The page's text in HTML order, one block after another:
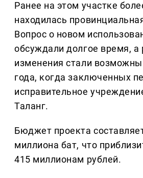
Ранее на этом участке
находилась
Вопрос о новом
обсуждали долгое время, а
изменения стали
года, когда заключенных
исправительное
Таланг.
Бюджет проекта
миллиона бат, что
415 миллионам рублей.